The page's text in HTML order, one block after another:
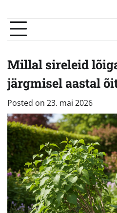
Millal sireleid
järgmisel aastal
Posted on 23. mai 2026